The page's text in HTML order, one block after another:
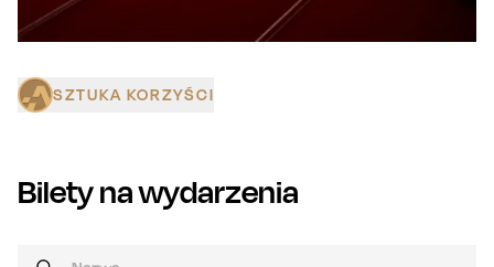
SZTUKA KORZYŚCI
Bilety na wydarzenia